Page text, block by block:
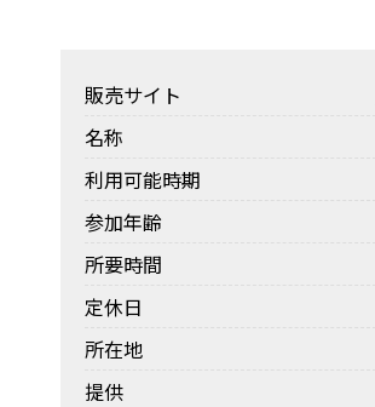
販売サイト
名称
利用可能時期
参加年齢
所要時間
定休日
所在地
提供